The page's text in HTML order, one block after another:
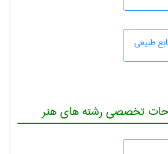
طبيعی
تخصصی رشته های هنر